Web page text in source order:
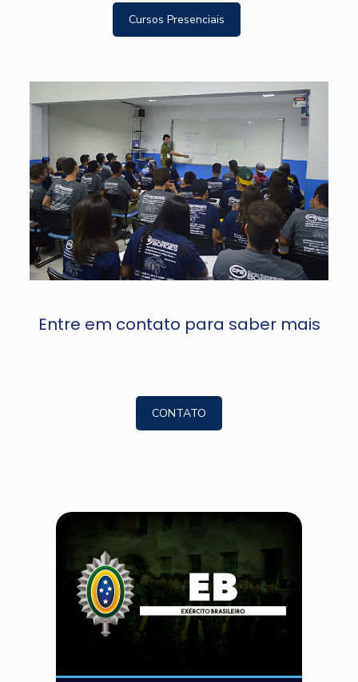
Cursos Presenciais
Entre em contato para saber mais
CONTATO